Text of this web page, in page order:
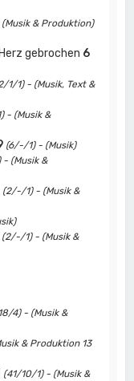
& Produktion)
gebrochen 6
1/1) - (Musik, Text &
- (Musik &
(6/-/1) - (Musik)
(Musik &
(2/-/1) - (Musik &
(2/-/1) - (Musik &
4) - (Musik &
& Produktion 13
(41/10/1) - (Musik &